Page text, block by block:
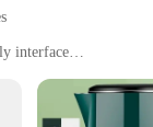
interface
off for safety
easy cleaning